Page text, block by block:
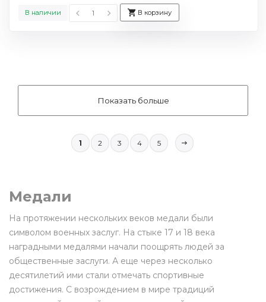
В наличии В корзину
Показать больше
1 2 3 4 5
Медали
На протяжении нескольких веков медали были
символом военных заслуг. На стыке 17 и 18 века
наградными медалями начали поощрять людей за
общественные заслуги. А еще через несколько
десятилетий ими стали отмечать спортивные
достижения. С возрождением в мире традиций